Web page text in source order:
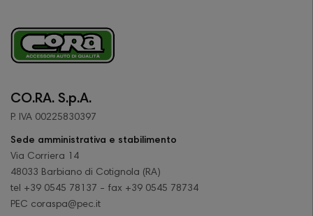
CO.RA. S.p.A.
P. IVA 00225830397
Sede amministrativa e stabilimento
Via Corriera 14
48033 Barbiano di Cotignola (RA)
tel +39 0545 78137 - fax +39 0545 78734
PEC coraspa@pec.it